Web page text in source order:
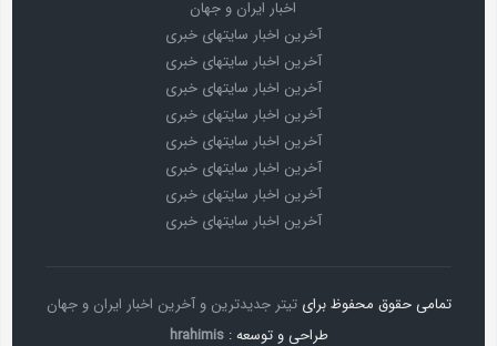
اخبار ایران و جهان
آخرین اخبار سایتهای خبری
آخرین اخبار سایتهای خبری
آخرین اخبار سایتهای خبری
آخرین اخبار سایتهای خبری
آخرین اخبار سایتهای خبری
آخرین اخبار سایتهای خبری
آخرین اخبار سایتهای خبری
آخرین اخبار سایتهای خبری
تمامی حقوق محفوظ برای تیتر جدیدترین و آخرین اخبار ایران و جهان
طراحی و توسعه : hrahimis